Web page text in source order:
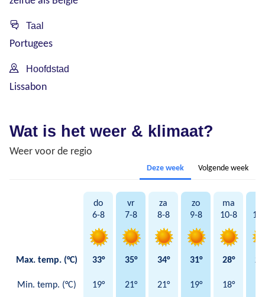
Taal
Portugees
Hoofdstad
Lissabon
Wat is het weer & klimaat?
Weer voor de regio
Deze week Volgende week
do
6-8
vr
7-8
za
8-8
zo
9-8
ma
10-8
Max. temp. (°C) 33° 35° 34° 31° 28°
Min. temp. (°C) 19° 21° 21° 19° 18°